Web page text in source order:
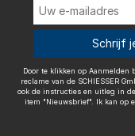
Door te klikken op
gepersonaliseerde
sla ik acht op en
, in het
effect naar de toekomst
Schrijf
Door te klikken op Aanmelden
reclame van de SCHIESSER
ook de instructies en uitleg in de
item "Nieuwsbrief". Ik kan op